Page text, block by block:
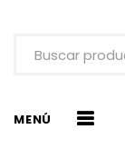
MENÚ